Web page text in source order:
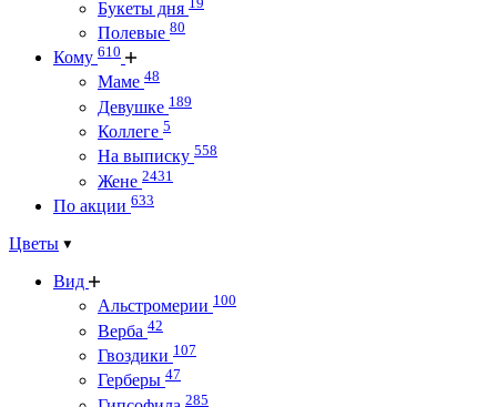
Букеты дня
Полевые 80
Кому 610
Маме 48
Девушке 189
Коллеге 5
На выписку 558
Жене 2431
По акции 633
Цветы
Вид
Альстромерии 100
Верба 42
Гвоздики 107
Герберы 47
285